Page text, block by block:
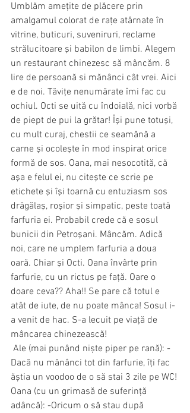
Umblăm ameţite de plăcere prin
amalgamul colorat de raţe atârnate în
vitrine, buticuri, suveniruri, reclame
strălucitoare şi babilon de limbi. Alegem
un restaurant chinezesc să mâncăm. 8
lire de persoană si mănânci cât vrei. Aici
e de noi. Tăviţe nenumărate îmi fac cu
ochiul. Octi se uită cu îndoială, nici vorbă
de piept de pui la grătar! Îşi pune totuşi,
cu mult curaj, chestii ce seamănă a
carne şi ocoleşte în mod inspirat orice
formă de sos. Oana, mai nesocotită, că
aşa e felul ei, nu citeşte ce scrie pe
etichete şi îşi toarnă cu entuziasm sos
drăgălaş, roşior şi simpatic, peste toată
farfuria ei. Probabil crede că e sosul
bunicii din Petroşani. Mâncăm. Adică
noi, care ne umplem farfuria a doua
oară. Chiar şi Octi. Oana învârte prin
farfurie, cu un rictus pe faţă. Oare o
doare ceva?? Aha!! Se pare că totul e
atât de iute, de nu poate mânca! Sosul i-
a venit de hac. S-a lecuit pe viaţă de
mâncarea chinezească!
Dacă nu mănânci tot din farfurie, îți fac
ăștia un voodoo de o să stai 3 zile pe WC!
Oana (cu un grimasă de suferință
adâncă): -Oricum o să stau după